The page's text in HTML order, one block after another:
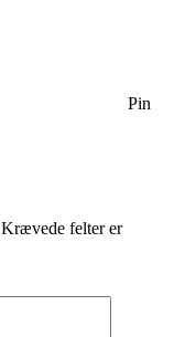
Pin
Krævede felter er